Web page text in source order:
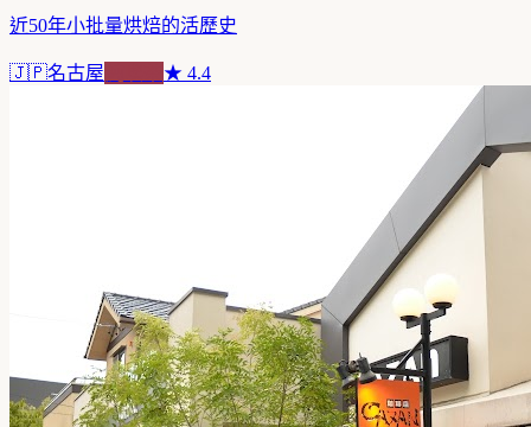
近50年小批量烘焙的活歷史
🇯🇵名古屋 ★ 4.4